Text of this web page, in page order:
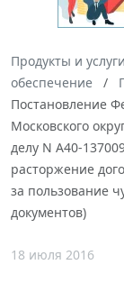
Продукты и услуги
обеспечение
Постановление
Московского
делу N А40-
расторжение
за пользование
документов)
18 июля 2016